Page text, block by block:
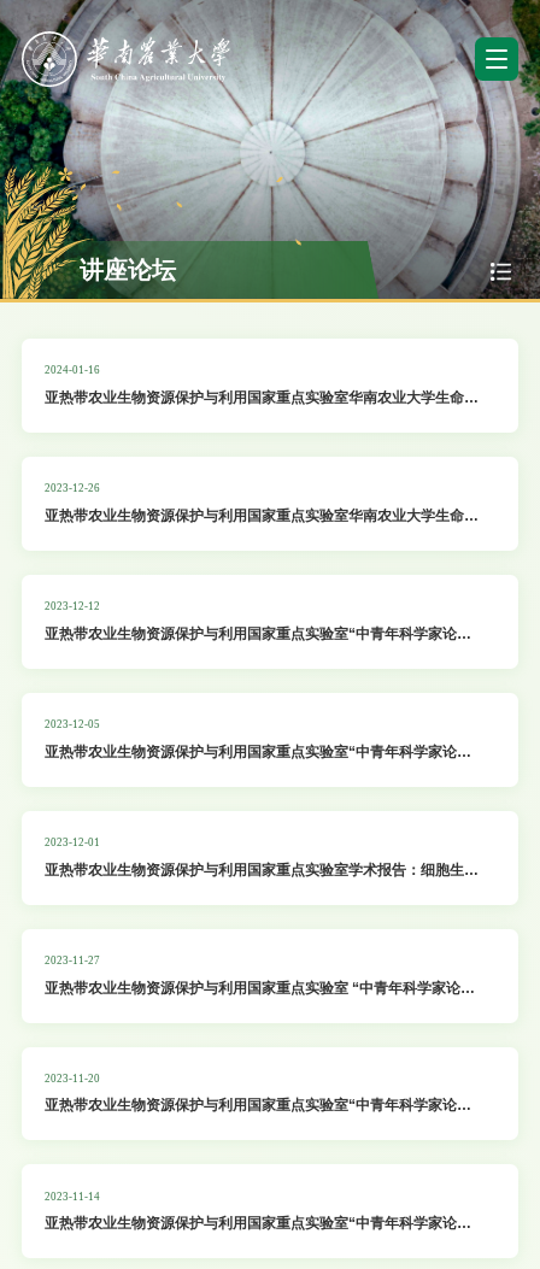
讲座论坛
2024-01-16
亚热带农业生物资源保护与利用国家重点实验室华南农业大学生命科
2023-12-26
亚热带农业生物资源保护与利用国家重点实验室华南农业大学生命科
2023-12-12
亚热带农业生物资源保护与利用国家重点实验室“中青年科学家论
2023-12-05
亚热带农业生物资源保护与利用国家重点实验室“中青年科学家论
2023-12-01
亚热带农业生物资源保护与利用国家重点实验室学术报告：细胞生物
2023-11-27
亚热带农业生物资源保护与利用国家重点实验室 “中青年科学家论
2023-11-20
亚热带农业生物资源保护与利用国家重点实验室“中青年科学家论
2023-11-14
亚热带农业生物资源保护与利用国家重点实验室“中青年科学家论